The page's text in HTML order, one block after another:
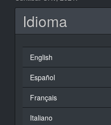
Idioma
English
Español
Français
Italiano